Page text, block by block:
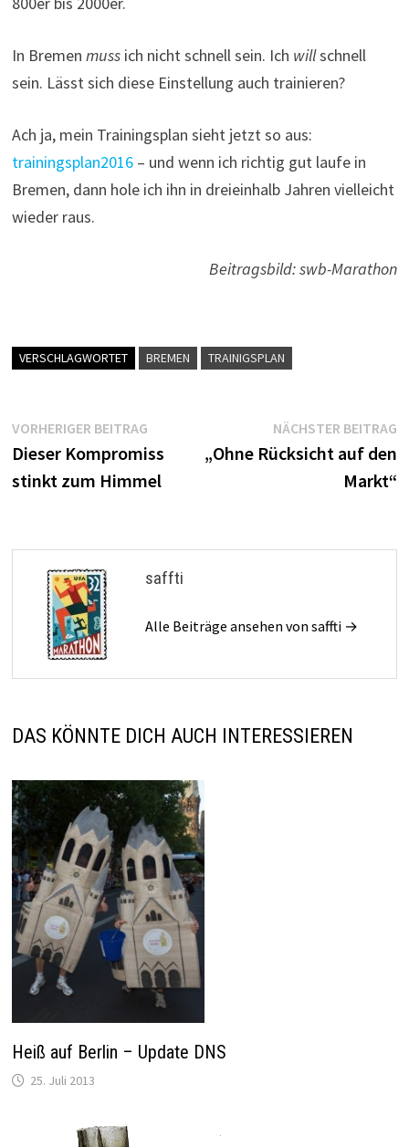
In Bremen mussich nicht schnell sein. Ich willschnell
sein. Lässt sich diese Einstellung auch trainieren?
Ach ja, mein Trainingsplan sieht jetzt so aus:
trainingsplan2016– und wenn ich richtig gut laufe in
Bremen, dann hole ich ihn in dreieinhalb Jahren vielleicht
wieder raus.
Beitragsbild: swb-Marathon
VERSCHLAGWORTET BREMEN TRAINIGSPLAN
Beitragsnavigation
VORHERIGER BEITRAGVorheriger
Beitrag:
Dieser Kompromiss
stinkt zum Himmel
NÄCHSTER BEITRAG
„Ohne Rücksicht auf den
Markt“
saffti
Alle Beiträge ansehen von saffti →
DAS KÖNNTE DICH AUCH INTERESSIEREN
Heiß auf Berlin – Update DNS
25. Juli 2013